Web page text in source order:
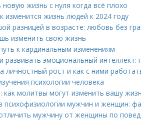
жизнь с нуля когда всё плохо
изменится жизнь людей к 2024 году
разницей в возрасте: любовь без
изменить свою жизнь
к кардинальным изменениям
развивать эмоциональный интеллект:
личностный рост и как с ними
психологии человека
молитвы могут изменить вашу
психофизиологии мужчин и женщин:
мужчину от женщины по